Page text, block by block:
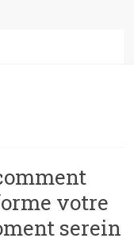
votre
serein